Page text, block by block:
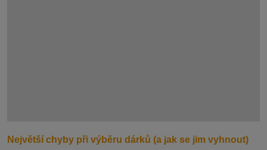
Největší chyby při výběru dárků (a jak se jim vyhnout)